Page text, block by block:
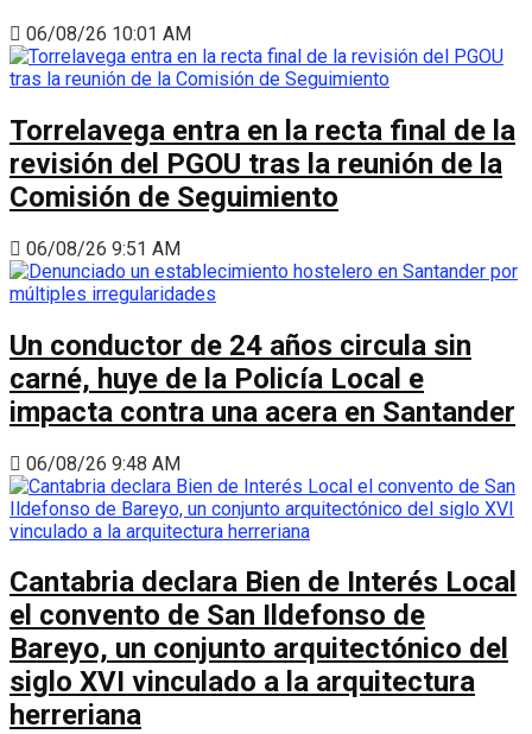
06/08/26 10:01 AM
Torrelavega entra en la recta final de la
revisión del PGOU tras la reunión de la
Comisión de Seguimiento
06/08/26 9:51 AM
Un conductor de 24 años circula sin
carné, huye de la Policía Local e
impacta contra una acera en Santander
06/08/26 9:48 AM
Cantabria declara Bien de Interés Local
el convento de San Ildefonso de
Bareyo, un conjunto arquitectónico del
siglo XVI vinculado a la arquitectura
herreriana